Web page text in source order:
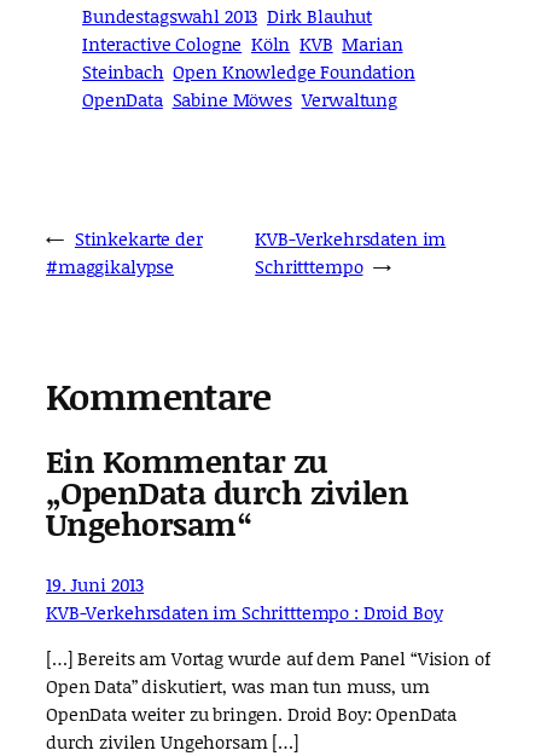
Bundestagswahl 2013 Dirk Blauhut
Interactive Cologne Köln KVB Marian
Steinbach Open Knowledge Foundation
OpenData Sabine Möwes Verwaltung
← Stinkekarte der
#maggikalypse
KVB-Verkehrsdaten im
Schritttempo →
Kommentare
Ein Kommentar zu
„OpenData durch zivilen
Ungehorsam“
19. Juni 2013
KVB-Verkehrsdaten im Schritttempo : Droid Boy
[…] Bereits am Vortag wurde auf dem Panel “Vision of
Open Data” diskutiert, was man tun muss, um
OpenData weiter zu bringen. Droid Boy: OpenData
durch zivilen Ungehorsam […]